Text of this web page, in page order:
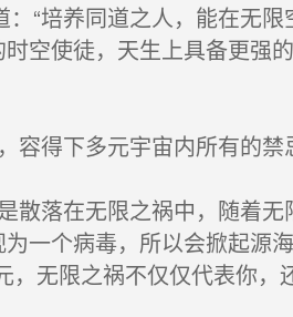
“培养同道之人，能在无
空使徒，天生上具备更强
容得下多元宇宙内所有的
散落在无限之祸中，随着
一个病毒，所以会掀起源
，无限之祸不仅仅代表你